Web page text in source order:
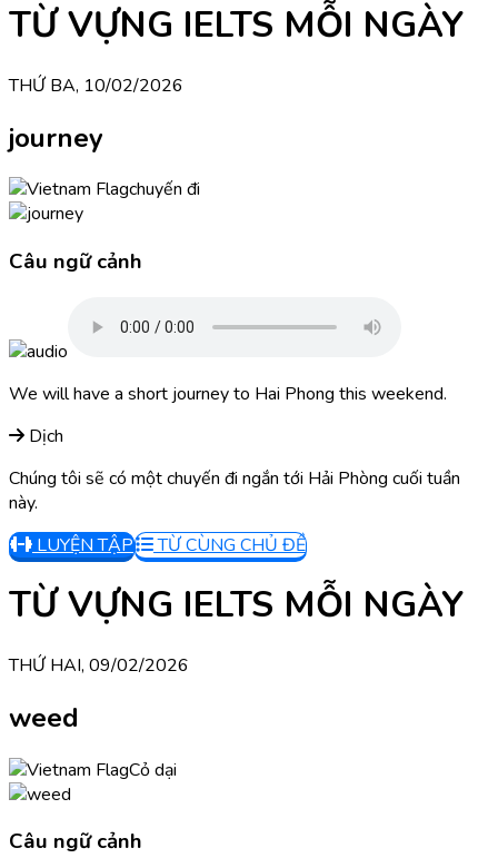
TỪ VỰNG IELTS MỖI NGÀY
THỨ BA, 10/02/2026
journey
chuyến đi
Câu ngữ cảnh
We will have a short journey to Hai Phong this weekend.
Dịch
Chúng tôi sẽ có một chuyến đi ngắn tới Hải Phòng cuối tuần
này.
LUYỆN TẬP
TỪ CÙNG CHỦ ĐỀ
TỪ VỰNG IELTS MỖI NGÀY
THỨ HAI, 09/02/2026
weed
Cỏ dại
Câu ngữ cảnh